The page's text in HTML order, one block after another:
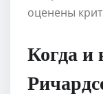
оценены
Когда и